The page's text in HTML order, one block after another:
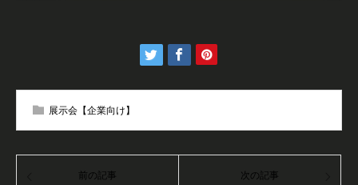
展示会【企業向け】
前の記事 次の記事